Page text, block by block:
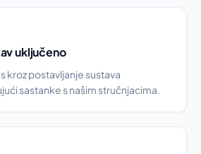
uključeno
kroz postavljanje sustava
sastanke s našim stručnjacima.